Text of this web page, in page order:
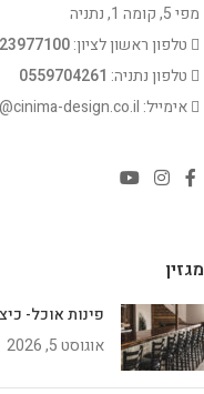
מפי 5, קומה 1, נתניה
טלפון ראשון לציון:
טלפון נתניה: 0559704261
אימייל: info@cinima-design.co.il
מגזין
פינות אוכל-
אוגוסט 5, 2026